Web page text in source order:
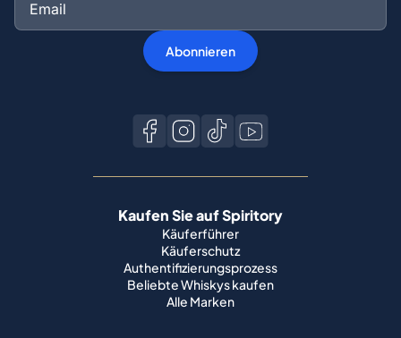
Abonnieren
Kaufen Sie auf Spiritory
Käuferführer
Käuferschutz
Authentifizierungsprozess
Beliebte Whiskys kaufen
Alle Marken